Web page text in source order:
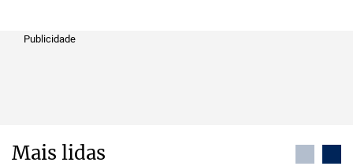
Publicidade
Mais lidas